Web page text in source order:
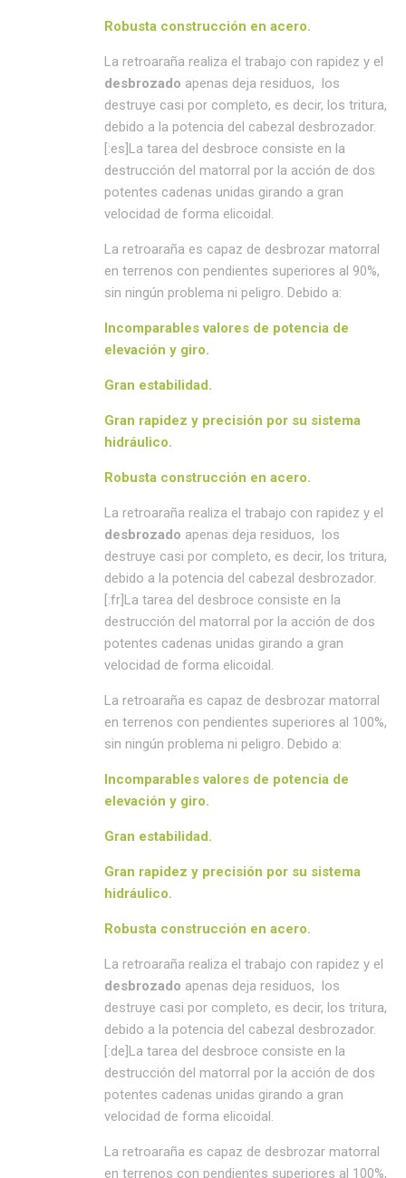
Robusta construcción en acero.
La retroaraña realiza el trabajo con rapidez y el
desbrozado apenas deja residuos, los
destruye casi por completo, es decir, los tritura,
debido a la potencia del cabezal desbrozador.
[:es]La tarea del desbroce consiste en la
destrucción del matorral por la acción de dos
potentes cadenas unidas girando a gran
velocidad de forma elicoidal.
La retroaraña es capaz de desbrozar matorral
en terrenos con pendientes superiores al 90%,
sin ningún problema ni peligro. Debido a:
Incomparables valores de potencia de
elevación y giro.
Gran estabilidad.
Gran rapidez y precisión por su sistema
hidráulico.
Robusta construcción en acero.
La retroaraña realiza el trabajo con rapidez y el
desbrozado apenas deja residuos, los
destruye casi por completo, es decir, los tritura,
debido a la potencia del cabezal desbrozador.
[:fr]La tarea del desbroce consiste en la
destrucción del matorral por la acción de dos
potentes cadenas unidas girando a gran
velocidad de forma elicoidal.
La retroaraña es capaz de desbrozar matorral
en terrenos con pendientes superiores al 100%,
sin ningún problema ni peligro. Debido a:
Incomparables valores de potencia de
elevación y giro.
Gran estabilidad.
Gran rapidez y precisión por su sistema
hidráulico.
Robusta construcción en acero.
La retroaraña realiza el trabajo con rapidez y el
desbrozado apenas deja residuos, los
destruye casi por completo, es decir, los tritura,
debido a la potencia del cabezal desbrozador.
[:de]La tarea del desbroce consiste en la
destrucción del matorral por la acción de dos
potentes cadenas unidas girando a gran
velocidad de forma elicoidal.
La retroaraña es capaz de desbrozar matorral
en terrenos con pendientes superiores al 100%,